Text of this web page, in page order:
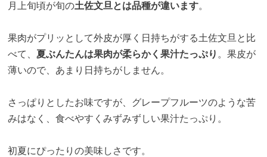
月上旬頃が旬の土佐文旦とは品種が違います。
果肉がプリッとして外皮が厚く日持ちがする土佐文旦と比
べて、 夏ぶんたんは果肉が柔らかく果汁たっぷり 。果皮が
薄いので、あまり日持ちがしません。
さっぱりとしたお味ですが、グレープフルーツのような苦
みはなく、食べやすくみずみずしい果汁たっぷり。
初夏にぴったりの美味しさです。